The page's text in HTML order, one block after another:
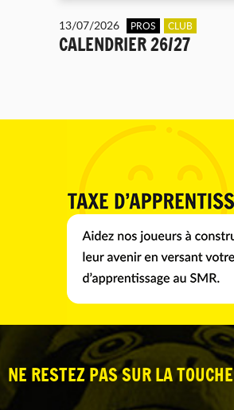
13/07/2026 PROS CLUB
CALENDRIER 26/27
NE RESTEZ PAS SUR LA TOUCHE